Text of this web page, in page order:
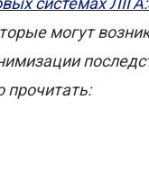
могут
прочитать: